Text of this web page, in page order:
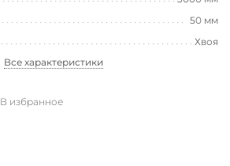
50 мм
Хвоя
Все характеристики
В избранное